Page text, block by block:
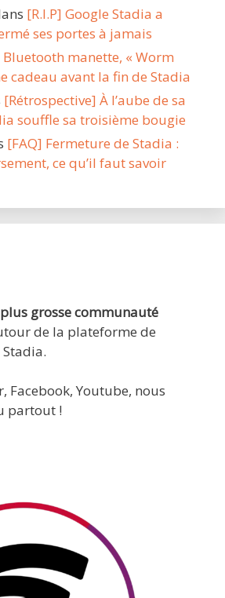
[R.I.P] Google Stadia a
ses portes à jamais
Bluetooth manette, « Worm
cadeau avant la fin de Stadia
[Rétrospective] À l’aube de sa
souffle sa troisième bougie
[FAQ] Fermeture de Stadia :
ce qu’il faut savoir
grosse communauté
de la plateforme de
Facebook, Youtube, nous
partout !